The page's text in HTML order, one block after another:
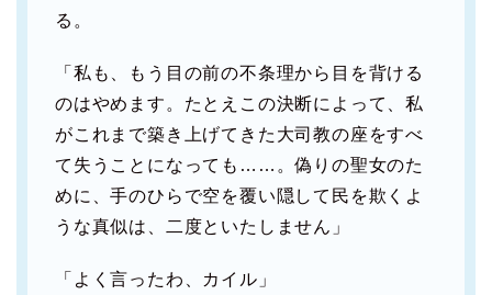
る。
「私も、もう目の前の不条理から目を背ける
のはやめます。たとえこの決断によって、私
がこれまで築き上げてきた大司教の座をすべ
て失うことになっても……。偽りの聖女のた
めに、手のひらで空を覆い隠して民を欺くよ
うな真似は、二度といたしません」
「よく言ったわ、カイル」